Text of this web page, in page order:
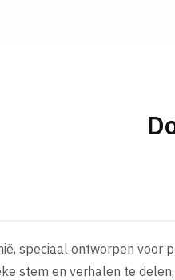
speciaal ontworpen voor
stem en verhalen te